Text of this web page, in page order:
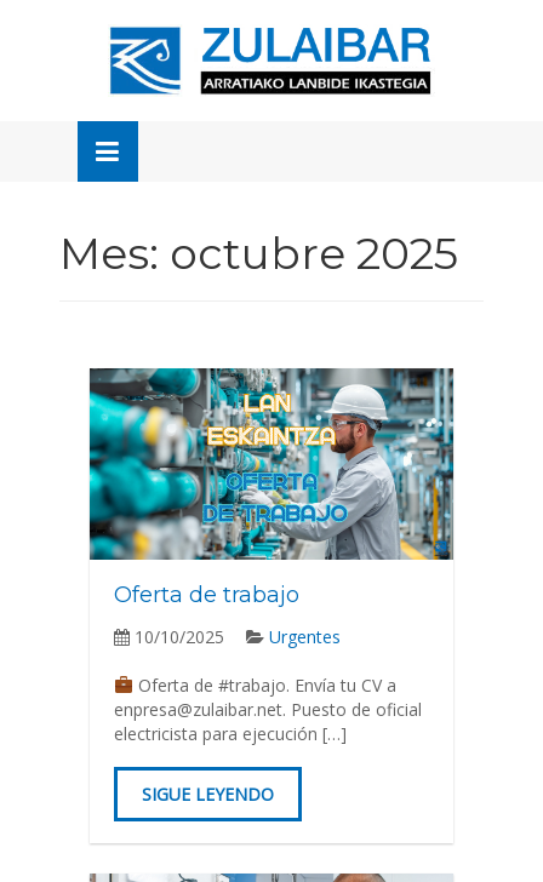
Mes: octubre 2025
Oferta de trabajo
10/10/2025 Urgentes
Oferta de #trabajo. Envía tu CV a
enpresa@zulaibar.net. Puesto de oficial
electricista para ejecución […]
SIGUE LEYENDO